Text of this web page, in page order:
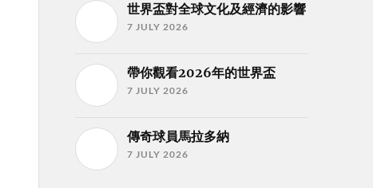
世界盃對全球文化及經濟的影響
7 JULY 2026
帶你觀看2026年的世界盃
7 JULY 2026
傳奇球員馬拉多納
7 JULY 2026